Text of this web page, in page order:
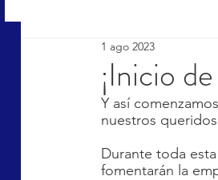
¡Inicio
1 ago 2023
Y así
nuestros
Durante toda
fomentarán la